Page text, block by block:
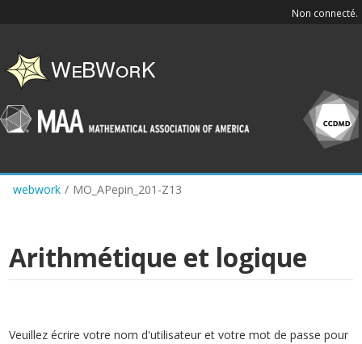
content
Non connecté.
webwork / MO_APepin_201-Z13
Arithmétique et logique
Veuillez écrire votre nom d'utilisateur et votre mot de passe pour